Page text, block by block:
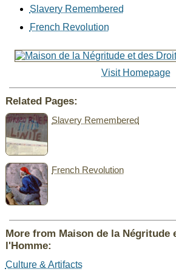
Slavery Remembered
French Revolution
Visit Homepage
Related Pages:
Slavery Remembered
French Revolution
More from Maison de la Négritude
l'Homme:
Culture & Artifacts